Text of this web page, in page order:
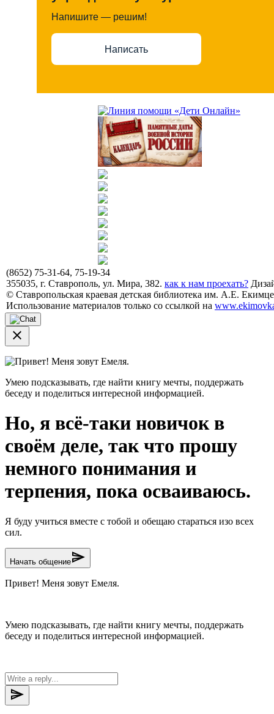
Напишите — решим!
Написать
(8652) 75-31-64, 75-19-34
355035, г. Ставрополь, ул. Мира, 382. как к нам проехать?
© Ставропольская краевая детская библиотека им. А.Е.
Использование материалов только со ссылкой на
close
Привет! Меня зовут Емеля.
Умею подсказывать, где найти книгу мечты, поддержать
беседу и поделиться интересной информацией.
Но, я всё-таки новичок в
своём деле, так что прошу
немного понимания и
терпения, пока осваиваюсь.
Я буду учиться вместе с тобой и обещаю стараться изо всех
сил.
Начать общениеsend
Привет! Меня зовут Емеля.
Умею подсказывать, где найти книгу мечты, поддержать
беседу и поделиться интересной информацией.
send